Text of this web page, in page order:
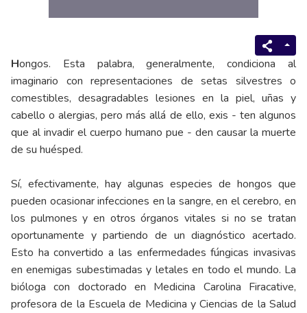
Hongos. Esta palabra, generalmente, condiciona al
imaginario con representaciones de setas silvestres o
comestibles, desagradables lesiones en la piel, uñas y
cabello o alergias, pero más allá de ello, exis - ten algunos
que al invadir el cuerpo humano pue - den causar la muerte
de su huésped.
Sí, efectivamente, hay algunas especies de hongos que
pueden ocasionar infecciones en la sangre, en el cerebro, en
los pulmones y en otros órganos vitales si no se tratan
oportunamente y partiendo de un diagnóstico acertado.
Esto ha convertido a las enfermedades fúngicas invasivas
en enemigas subestimadas y letales en todo el mundo. La
bióloga con doctorado en Medicina Carolina Firacative,
profesora de la Escuela de Medicina y Ciencias de la Salud